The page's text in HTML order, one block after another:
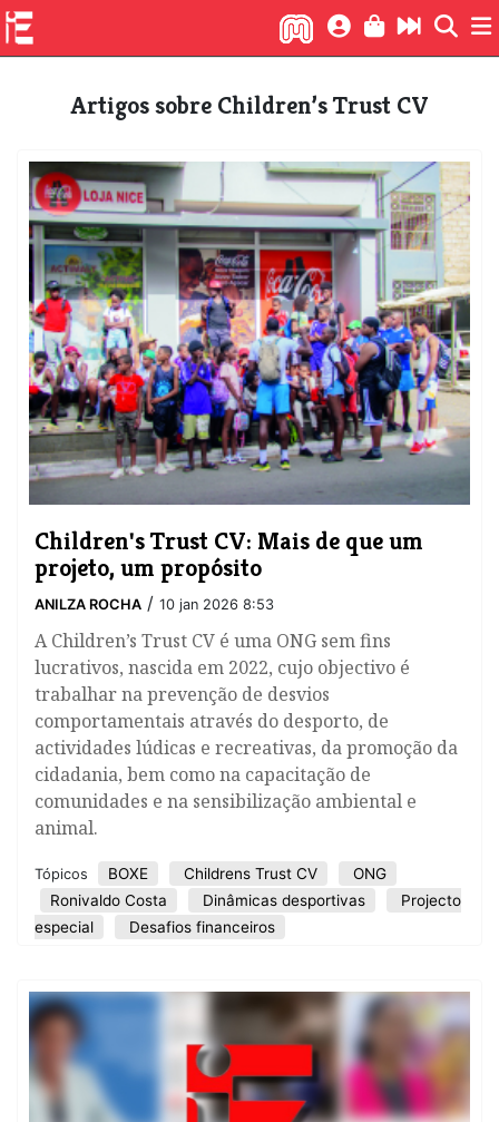
Artigos sobre Children’s Trust CV
Children's Trust CV: Mais de que um
projeto, um propósito
ANILZA ROCHA / 10 jan 2026 8:53
A Children’s Trust CV é uma ONG sem fins
lucrativos, nascida em 2022, cujo objectivo é
trabalhar na prevenção de desvios
comportamentais através do desporto, de
actividades lúdicas e recreativas, da promoção da
cidadania, bem como na capacitação de
comunidades e na sensibilização ambiental e
animal.
Tópicos BOXE Childrens Trust CV
ONG
Ronivaldo Costa
Dinâmicas desportivas
Projecto
especial
Desafios financeiros